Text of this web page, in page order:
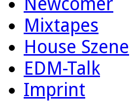
Mixtapes
House Szene
EDM-Talk
Imprint